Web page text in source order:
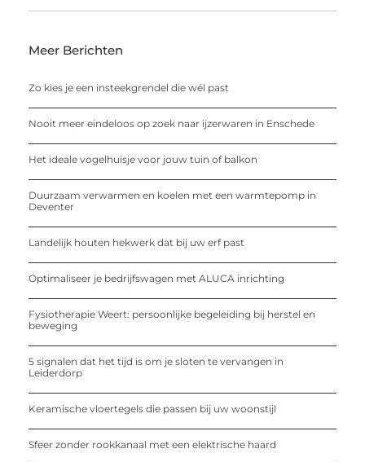
Meer Berichten
Zo kies je een insteekgrendel die wél past
Nooit meer eindeloos op zoek naar ijzerwaren in Enschede
Het ideale vogelhuisje voor jouw tuin of balkon
Duurzaam verwarmen en koelen met een warmtepomp in
Deventer
Landelijk houten hekwerk dat bij uw erf past
Optimaliseer je bedrijfswagen met ALUCA inrichting
Fysiotherapie Weert: persoonlijke begeleiding bij herstel en
beweging
5 signalen dat het tijd is om je sloten te vervangen in
Leiderdorp
Keramische vloertegels die passen bij uw woonstijl
Sfeer zonder rookkanaal met een elektrische haard